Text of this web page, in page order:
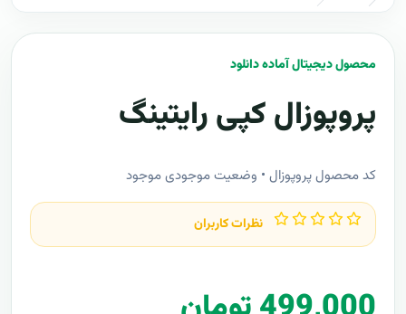
محصول دیجیتال آماده دانلود
پروپوزال کپی رایتینگ
کد محصول پروپوزال • وضعیت موجودی موجود
نظرات کاربران